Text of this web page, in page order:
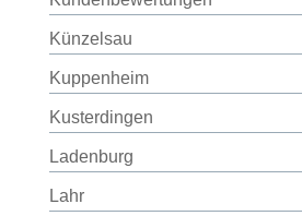
Künzelsau
Kuppenheim
Kusterdingen
Ladenburg
Lahr